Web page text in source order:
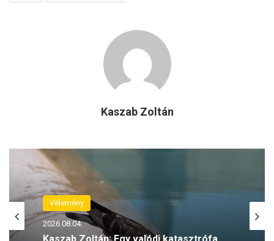
Kaszab Zoltán
Vélemény
2026.08.04.
Kaszab Zoltán: Egy valódi katasztrófa